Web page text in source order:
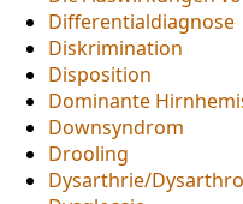
Differentialdiagnose
Diskrimination
Disposition
Dominante
Downsyndrom
Drooling
Dysarthrie/